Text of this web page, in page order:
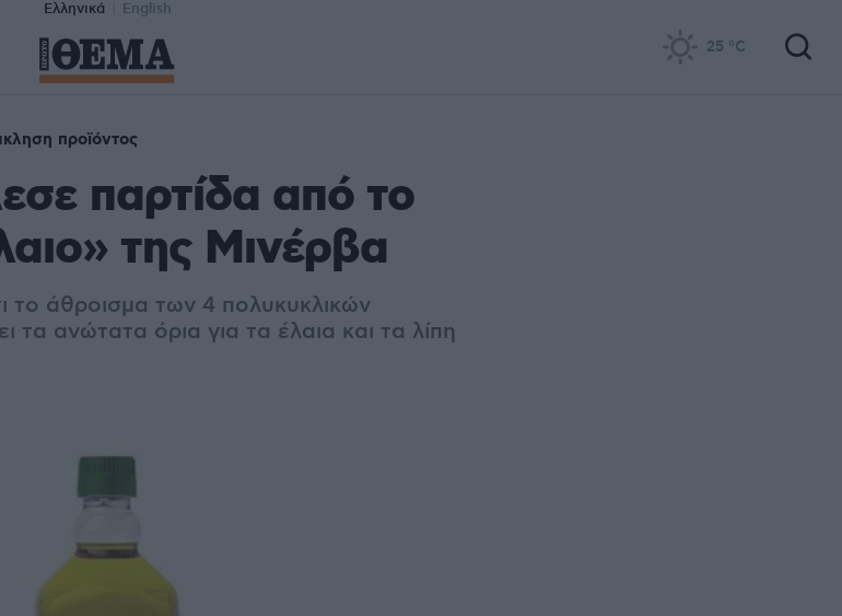
Ελληνικά English
25 °C
προϊόντος
παρτίδα από το
της Μινέρβα
το άθροισμα των 4 πολυκυκλικών
ανώτατα όρια για τα έλαια και τα λίπη